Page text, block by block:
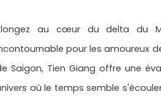
au cœur du delta du
pour les amoureux
Saigon, Tien Giang offre une
où le temps semble